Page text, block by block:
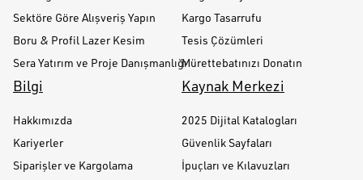
Sektöre Göre Alışveriş Yapın
Boru & Profil Lazer Kesim
Sera Yatırım ve Proje Danışmanlığı
Kargo Tasarrufu
Tesis Çözümleri
Mürettebatınızı Donatın
Bilgi
Hakkımızda
Kariyerler
Siparişler ve Kargolama
Kaynak Merkezi
2025 Dijital Katalogları
Güvenlik Sayfaları
İpuçları ve Kılavuzları